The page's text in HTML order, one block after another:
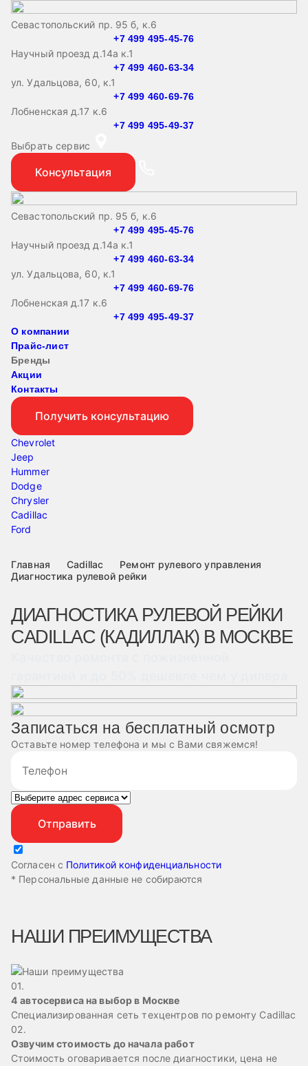
Севастопольский пр. 95 б, к.6
+7 499 495-45-76
Научный проезд д.14а к.1
+7 499 460-63-34
ул. Удальцова, 60, к.1
+7 499 460-69-76
Лобненская д.17 к.6
+7 499 495-49-37
Выбрать сервис
Консультация
Севастопольский пр. 95 б, к.6
+7 499 495-45-76
Научный проезд д.14а к.1
+7 499 460-63-34
ул. Удальцова, 60, к.1
+7 499 460-69-76
Лобненская д.17 к.6
+7 499 495-49-37
О компании
Прайс-лист
Бренды
Акции
Контакты
Получить консультацию
Chevrolet
Jeep
Hummer
Dodge
Chrysler
Cadillac
Ford
Главная Cadillac
Ремонт рулевого управления
Диагностика рулевой рейки
ДИАГНОСТИКА РУЛЕВОЙ РЕЙКИ
CADILLAC (КАДИЛЛАК) В МОСКВЕ
Записаться на бесплатный осмотр
Оставьте номер телефона и мы с Вами свяжемся!
Согласен с Политикой конфиденциальности
* Персональные данные не собираются
НАШИ ПРЕИМУЩЕСТВА
01.
4 автосервиса на выбор в Москве
Специализированная сеть техцентров по ремонту Cadillac
02.
Озвучим стоимость до начала работ
Стоимость оговаривается после диагностики, цена не